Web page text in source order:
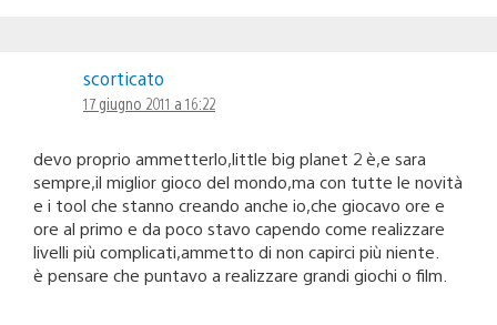
scorticato
17 giugno 2011 a 16:22
devo proprio ammetterlo,little big planet 2 è,e sara
sempre,il miglior gioco del mondo,ma con tutte le novità
e i tool che stanno creando anche io,che giocavo ore e
ore al primo e da poco stavo capendo come realizzare
livelli più complicati,ammetto di non capirci più niente.
è pensare che puntavo a realizzare grandi giochi o film.